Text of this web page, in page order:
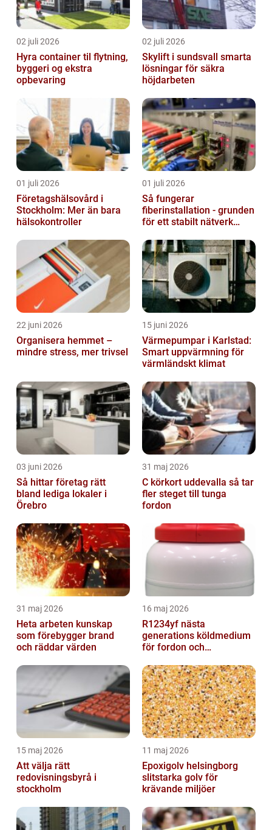
02 juli 2026
Hyra container til flytning,
byggeri og ekstra
opbevaring
02 juli 2026
Skylift i sundsvall smarta
lösningar för säkra
höjdarbeten
01 juli 2026
Företagshälsovård i
Stockholm: Mer än bara
hälsokontroller
01 juli 2026
Så fungerar
fiberinstallation - grunden
för ett stabilt nätverk
22 juni 2026
Organisera hemmet –
mindre stress, mer trivsel
15 juni 2026
Värmepumpar i Karlstad:
Smart uppvärmning för
värmländskt klimat
03 juni 2026
Så hittar företag rätt
bland lediga lokaler i
Örebro
31 maj 2026
C körkort uddevalla så tar
fler steget till tunga
fordon
31 maj 2026
Heta arbeten kunskap
som förebygger brand
och räddar värden
16 maj 2026
R1234yf nästa
generations köldmedium
för fordon och
15 maj 2026
Att välja rätt
redovisningsbyrå i
stockholm
11 maj 2026
Epoxigolv helsingborg
slitstarka golv för
krävande miljöer